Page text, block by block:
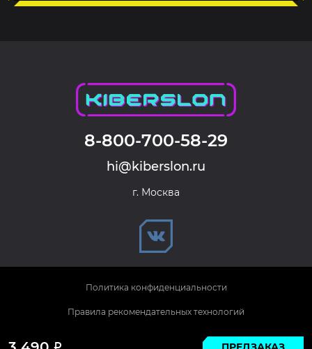
Р
8-800-700-58-29
hi@kiberslon.ru
г. Москва
© 2026 KIBERSLON. Все права защищены.
Политика конфиденциальности
Правила рекомендательных технологий